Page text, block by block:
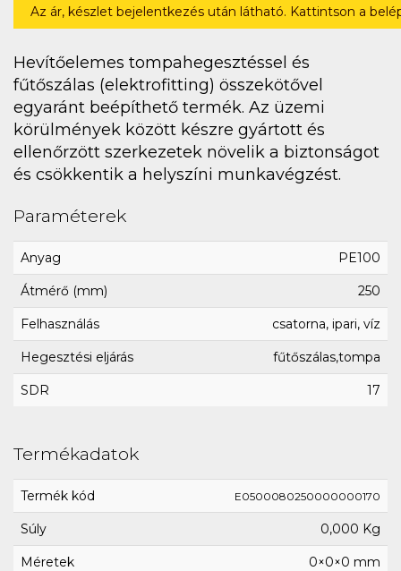
Az ár, készlet bejelentkezés után látható. Kattintson a
Hevítőelemes tompahegesztéssel és
fűtőszálas (elektrofitting) összekötővel
egyaránt beépíthető termék. Az üzemi
körülmények között készre gyártott és
ellenőrzött szerkezetek növelik a biztonságot
és csökkentik a helyszíni munkavégzést.
Paraméterek
Anyag PE100
Átmérő (mm) 250
Felhasználás csatorna, ipari, víz
Hegesztési eljárás fűtőszálas,tompa
SDR 17
Termékadatok
Termék kód E0500080250000000170
Súly 0,000 Kg
Méretek 0×0×0 mm